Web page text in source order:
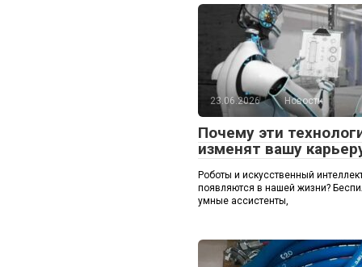
23.06.2026 Новости
Почему эти
изменят вашу
Роботы и искусственный
появляются в нашей жизни?
умные ассистенты,